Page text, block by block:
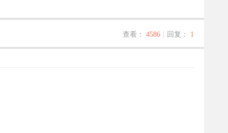
查看： 4586 回复： 1